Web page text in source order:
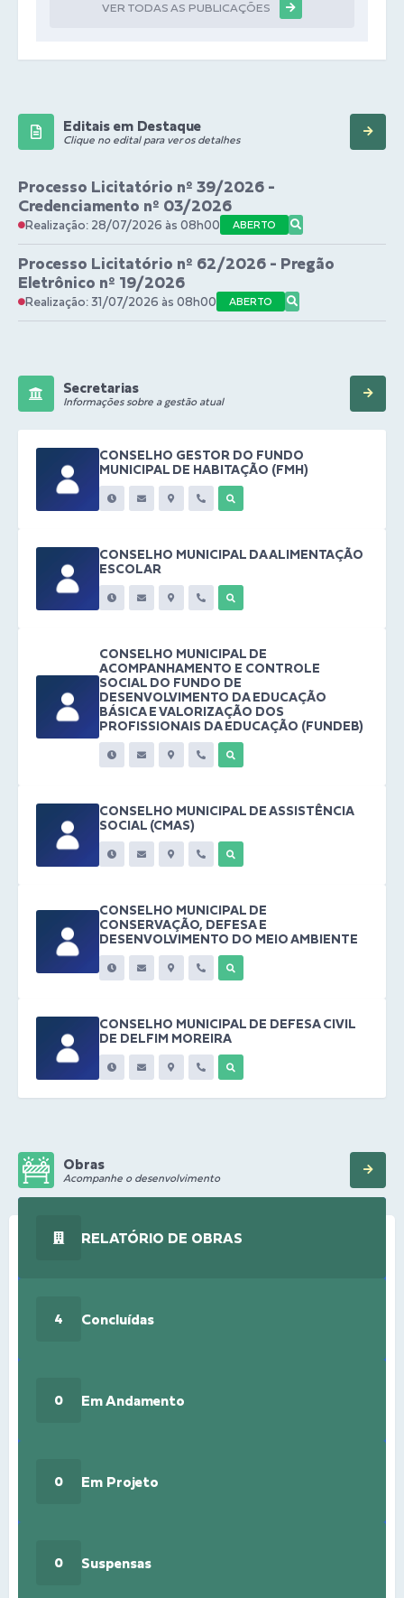
VER TODAS AS PUBLICAÇÕES
Editais em Destaque
Clique no edital para ver os detalhes
Processo Licitatório nº 39/2026 -
Credenciamento nº 03/2026
Realização: 28/07/2026 às 08h00 ABERTO
Processo Licitatório nº 62/2026 - Pregão
Eletrônico nº 19/2026
Realização: 31/07/2026 às 08h00 ABERTO
Secretarias
Informações sobre a gestão atual
CONSELHO GESTOR DO FUNDO
MUNICIPAL DE HABITAÇÃO (FMH)
CONSELHO MUNICIPAL DA ALIMENTAÇÃO
ESCOLAR
CONSELHO MUNICIPAL DE
ACOMPANHAMENTO E CONTROLE
SOCIAL DO FUNDO DE
DESENVOLVIMENTO DA EDUCAÇÃO
BÁSICA E VALORIZAÇÃO DOS
PROFISSIONAIS DA EDUCAÇÃO (FUNDEB)
CONSELHO MUNICIPAL DE ASSISTÊNCIA
SOCIAL (CMAS)
CONSELHO MUNICIPAL DE
CONSERVAÇÃO, DEFESA E
DESENVOLVIMENTO DO MEIO AMBIENTE
CONSELHO MUNICIPAL DE DEFESA CIVIL
DE DELFIM MOREIRA
Obras
Acompanhe o desenvolvimento
RELATÓRIO DE OBRAS
4 Concluídas
0 Em Andamento
0 Em Projeto
0 Suspensas